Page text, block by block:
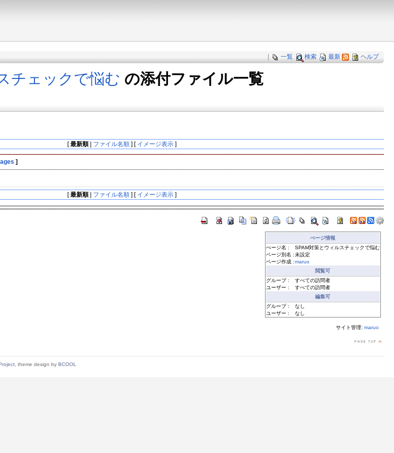
一覧 検索 最新 ヘルプ
チェックで悩む の添付ファイル一覧
[最新順 | ファイル名順 ] [ イメージ表示 ]
]
[最新順 | ファイル名順 ] [ イメージ表示 ]
ぺージ情報
ぺージ名 :
SPAM対策とウィルスチェックで悩む
ページ別名 :未設定
ページ作成 :maruo
閲覧可
グループ :
すべての訪問者
ユーザー :
すべての訪問者
編集可
グループ :
なし
ユーザー :
なし
サイト管理: maruo
, theme design by BCOOL